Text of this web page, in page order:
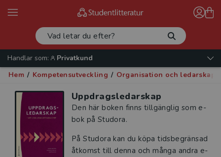
Handlar som:
Privatkund
Hem / Kompetensutveckling / Organisation och ledarskap
Uppdragsledarskap
Den här boken finns tillgänglig som e-
bok på Studora.
På Studora kan du köpa tidsbegränsad
åtkomst till denna och många andra e-